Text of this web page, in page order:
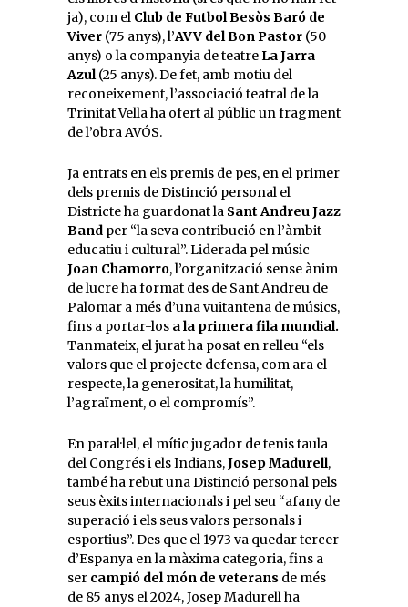
ja), com el Club de Futbol Besòs Baró de
Viver (75 anys), l’AVV del Bon Pastor (50
anys) o la companyia de teatre La Jarra
Azul(25 anys). De fet, amb motiu del
reconeixement, l’associació teatral de la
Trinitat Vella ha ofert al públic un fragment
de l’obra AVÓS.
Ja entrats en els premis de pes, en el primer
dels premis de Distinció personal el
Districte ha guardonat la Sant Andreu Jazz
Band per “la seva contribució en l’àmbit
educatiu i cultural”. Liderada pel músic
Joan Chamorro, l’organització sense ànim
de lucre ha format des de Sant Andreu de
Palomar a més d’una vuitantena de músics,
fins a portar-los a la primera fila mundial.
Tanmateix, el jurat ha posat en relleu “els
valors que el projecte defensa, com ara el
respecte, la generositat, la humilitat,
l’agraïment, o el compromís”.
En paral·lel, el mític jugador de tenis taula
del Congrés i els Indians,Josep Madurell,
també ha rebut una Distinció personal pels
seus èxits internacionals i pel seu “afany de
superació i els seus valors personals i
esportius”. Des que el 1973 va quedar tercer
d’Espanya en la màxima categoria, fins a
ser campió del món de veterans de més
de 85 anys el 2024, Josep Madurell ha